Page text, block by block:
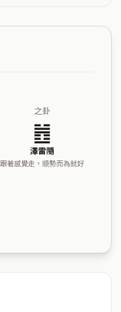
之卦
䷐
澤雷隨
跟著感覺走，順勢而為就好